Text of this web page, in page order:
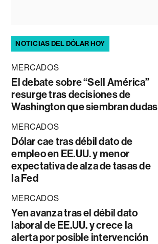
NOTICIAS DEL DÓLAR HOY
MERCADOS
El debate sobre “Sell América”
resurge tras decisiones de
Washington que siembran dudas
MERCADOS
Dólar cae tras débil dato de
empleo en EE.UU. y menor
expectativa de alza de tasas de
la Fed
MERCADOS
Yen avanza tras el débil dato
laboral de EE.UU. y crece la
alerta por posible intervención